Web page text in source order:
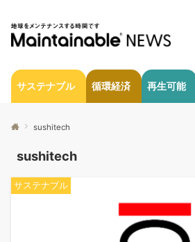
サステナブル 循環経済 再生可能
sushitech
sushitech
サステナブル